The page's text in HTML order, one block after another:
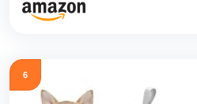
6